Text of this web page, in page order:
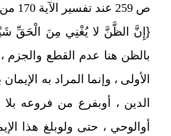
ص 259 عند تفسير الآية 170 من سورة البقرة .
{ إِنَّ الظَّنَّ لا يُغْنِي مِنَ الْحَقِّ
بالظن هنا عدم القطع والجزم ،
الأولى ، وإنما المراد به
الدين ، أوبفرع من فروعه
أوالوحي ، حتى ولوبلغ هذا